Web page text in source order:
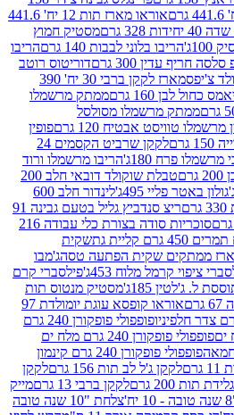
אוראו מארז תות 12 יח' 441.6
גרם
מסטיק חמוץ
הריבו בלוני לבבות 140 גרם
הריבו
חריף עדין 300 גרם
דוריטוס רוטב
צ'יפס
מארז לקקן ברבי 30 יח' 390
לבן 160 גרם
ממתק מרשמלו
ממתק מרשמלו מסולסל
מרשמלו טוויסט אבטיח 120 גרם
פופין
לקקן שרביט הקסמים 24
פרח 180ג'
הריבו מרשמלו ורוד
טבלת שוקולד דובאי חלב 200
גולון באטר פליי 495ג'
לינדור חלב 600
ריצ סנדביץ גליל בטעם גבינה 91
סוכריות סודה בצורת כלי עבודה 216
גרם קליית גת
שקית
ממתקים שקית הפתעה טסהג'מבו
ציפוי קרמל מלוח 453ג'
פילסברי קרם
ל. ג'לטין 185ג'
מסטיק מנטוס תות
אוראו קופסא עוגת יומולדת 97
פופפולי פופקורן 240 גרם
פופפולי פופקורן 240 גרם מלח ים
פופפולי פופקורן 240 גרם קינמון
לקקן ג'ל לב תות 156 גרם
לקקן
200 גרם לקקן ברבי 13 גרם
מייק
צלחת "10 שנה טובה